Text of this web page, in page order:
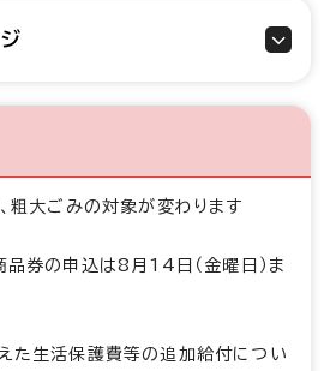
粗大ごみの対象が変わります
品券の申込は8月14日（金曜日）ま
た生活保護費等の追加給付につい